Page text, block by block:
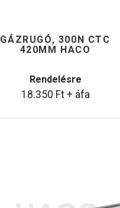
GÁZRUGÓ, 300N CTC
420MM HACO
Rendelésre
18.350 Ft+ áfa